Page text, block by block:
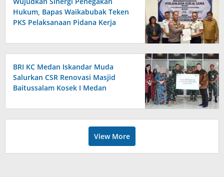
Hukum, Bapas Waikabubak Teken
PKS Pelaksanaan Pidana Kerja
Sumba Timur
BRI KC Medan Iskandar Muda
Salurkan CSR Renovasi Masjid
Baitussalam Kosek I Medan
View More